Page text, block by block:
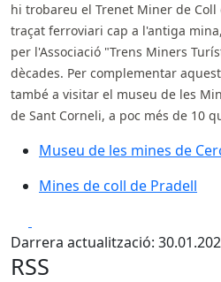
hi trobareu el Trenet Miner de
traçat ferroviari cap a l'antiga
per l'Associació "Trens Miners
dècades. Per complementar
també a visitar el museu de les
de Sant Corneli, a poc més de 10
Museu de les mines de
Museu de les mines de
Mines de coll de Pradell
Mines de coll de Pradell
Darrera actualització:
RSS